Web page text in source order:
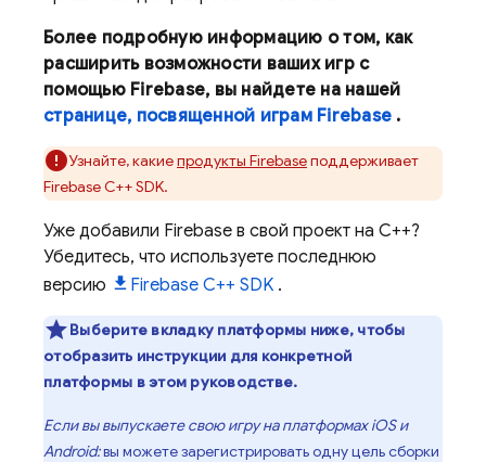
Более подробную информацию о том, как
расширить возможности ваших игр с
помощью Firebase, вы найдете на нашей
странице, посвященной играм Firebase .
Узнайте, какиепродукты Firebaseподдерживает
FirebaseC++SDK.
Уже добавили Firebase в свой проект на C++?
Убедитесь, что используете последнюю
версию
Firebase C++ SDK .
Выберите вкладку платформы ниже, чтобы
отобразить инструкции для конкретной
платформы в этом руководстве.
Если вы выпускаете свою игру на платформах iOS и
Android:вы можете зарегистрировать одну цель сборки